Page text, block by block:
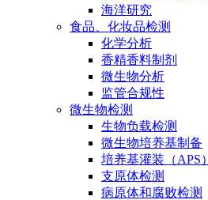
海洋研究
食品、化妆品检测
化学分析
香精香料制剂
微生物分析
监管合规性
微生物检测
生物负载检测
微生物培养基制备
培养基灌装（APS）
支原体检测
病原体和腐败检测